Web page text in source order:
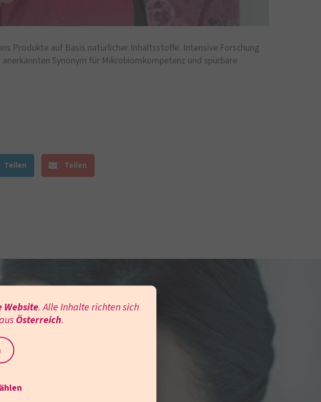
Produkte auf Basis natürlicher Inhaltsstoffe. Intensive Forschung
Synonym für Mikrobiomkompetenz und spürbare
Teilen Teilen
. Alle Inhalte richten sich
Österreich.